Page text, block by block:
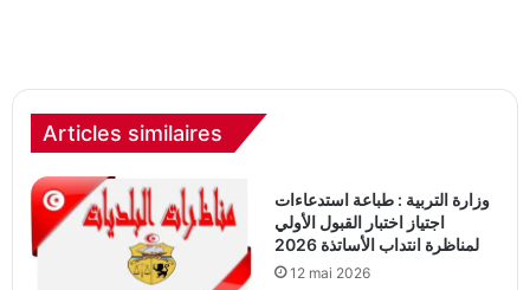
Articles similaires
وزارة التربية : طباعة استدعاءات
اجتياز اختبار القبول الأولي
لمناظرة انتداب الأساتذة 2026
12 mai 2026